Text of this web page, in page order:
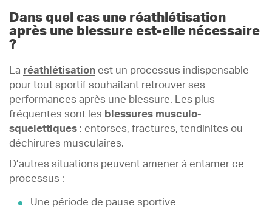
Dans quel cas une réathlétisation
après une blessure est-elle nécessaire
?
La réathlétisation est un processus indispensable
pour tout sportif souhaitant retrouver ses
performances après une blessure. Les plus
fréquentes sont les blessures musculo-
squelettiques : entorses, fractures, tendinites ou
déchirures musculaires.
D’autres situations peuvent amener à entamer ce
processus :
Une période de pause sportive